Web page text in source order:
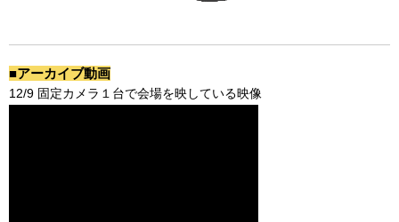
■アーカイブ動画
12/9 固定カメラ１台で会場を映している映像